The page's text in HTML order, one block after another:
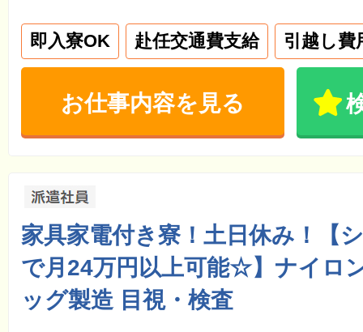
即入寮OK 赴任交通費支給 引越し費
お仕事内容を見る
家具家電付き寮！土日休み！【
で月24万円以上可能☆】ナイロ
ッグ製造 目視・検査